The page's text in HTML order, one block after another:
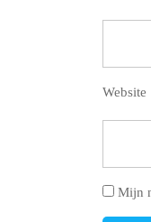
Website
Mijn